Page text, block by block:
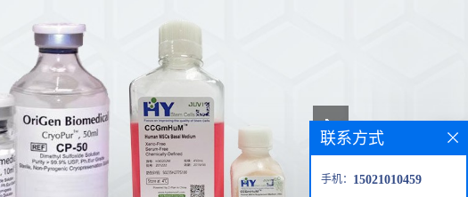
联系方式
手机： 15021010459